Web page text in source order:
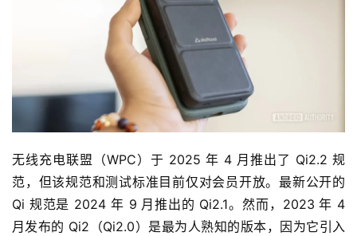
无线充电联盟（WPC）于 2025 年 4 月推出了 Qi2.2 规
范，但该规范和测试标准目前仅对会员开放。最新公开的
Qi 规范是 2024 年 9 月推出的 Qi2.1。然而，2023 年 4
月发布的 Qi2（Qi2.0）是最为人熟知的版本，因为它引入